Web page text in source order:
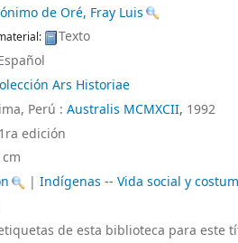
de Oré, Fray Luis
Texto
Ars Historiae
Perú : Australis MCMXCII, 1992
1ra edición
|Indígenas -- Vida social y
de esta biblioteca para este